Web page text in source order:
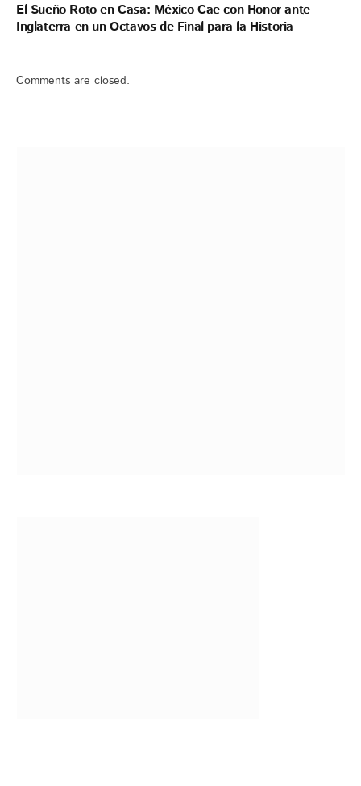
El Sueño Roto en Casa: México Cae con Honor ante
Inglaterra en un Octavos de Final para la Historia
Comments are closed.